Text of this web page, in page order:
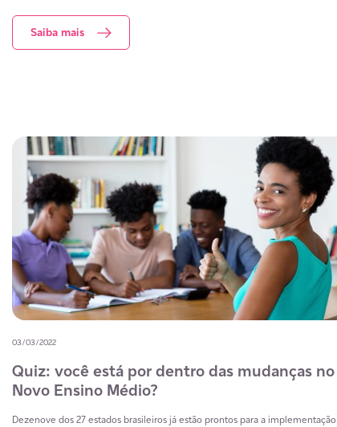
Saiba mais
03/03/2022
Quiz: você está por dentro das mudanças no
Novo Ensino Médio?
Dezenove dos 27 estados brasileiros já estão prontos para a implementação